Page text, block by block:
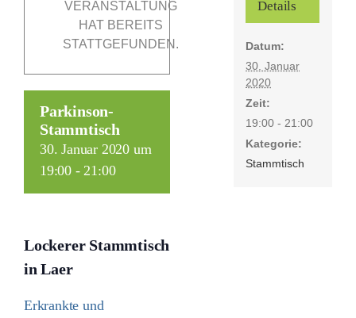
Förderer
VERANSTALTUNG
HAT BEREITS
STATTGEFUNDEN.
Parkinson-
Stammtisch
30. Januar 2020 um
19:00 -21:00
Lockerer Stammtisch
in Laer
Erkrankte und
Details
Datum:
30. Januar
2020
Zeit:
19:00 - 21:00
Kategorie:
Stammtisch